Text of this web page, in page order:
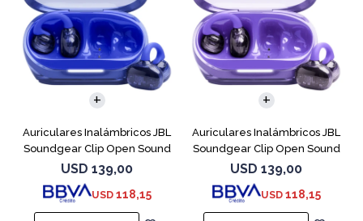
Auriculares Inalámbricos JBL
Soundgear Clip Open Sound
Azul
USD 139,00
USD 118,15
Auriculares Inalámbricos JBL
Soundgear Clip Open Sound
Purpl
USD 139,00
USD 118,15